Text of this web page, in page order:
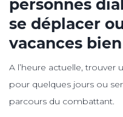
personnes
se déplacer
vacances
A l’heure actuelle, trouver
pour quelques jours ou
parcours du combattant.